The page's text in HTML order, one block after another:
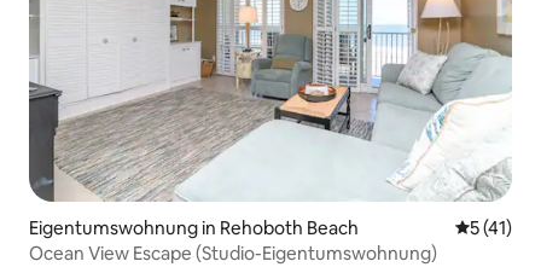
Eigentumswohnung in Rehoboth Beach
5 (41)
Ocean View Escape (Studio-Eigentumswohnung)